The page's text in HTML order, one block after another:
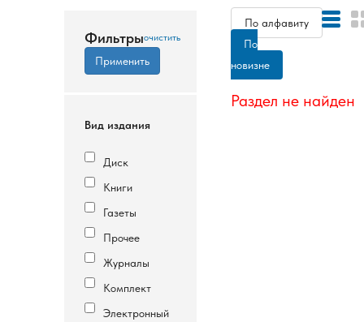
Фильтры
Вид издания
Диск
Книги
Газеты
Прочее
Журналы
Комплект
Электронный
По алфавиту
По
новизне
Раздел не найден